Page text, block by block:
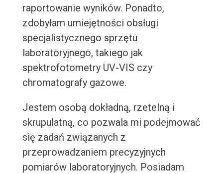
raportowanie wyników. Ponadto,
zdobyłam umiejętności obsługi
specjalistycznego sprzętu
laboratoryjnego, takiego jak
spektrofotometry UV-VIS czy
chromatografy gazowe.
Jestem osobą dokładną, rzetelną i
skrupulatną, co pozwala mi podejmować
się zadań związanych z
przeprowadzaniem precyzyjnych
pomiarów laboratoryjnych. Posiadam